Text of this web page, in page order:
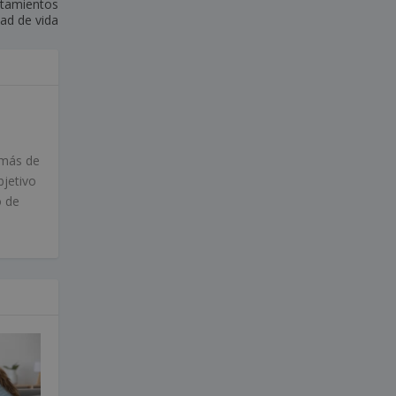
de vida
de
de